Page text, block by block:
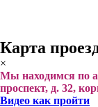
Карта
×
Мы находимся по
проспект, д. 32,
Видео как пройти